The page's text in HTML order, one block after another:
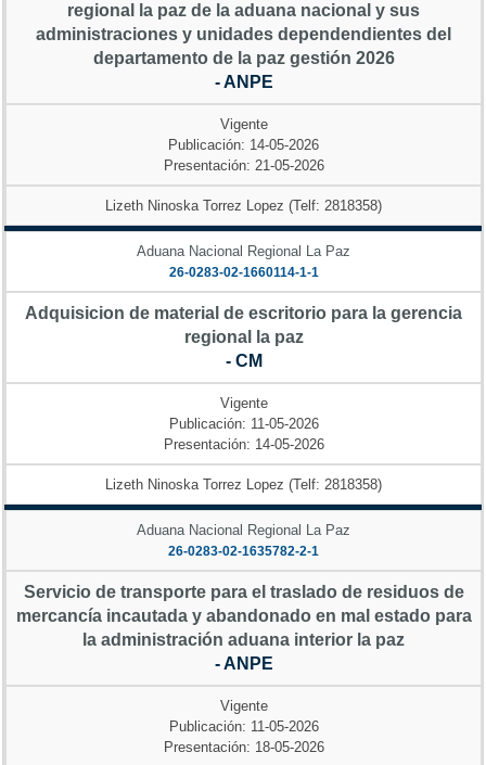
regional la paz de la aduana nacional y sus
administraciones y unidades dependendientes del
departamento de la paz gestión 2026
- ANPE
Vigente
Publicación: 14-05-2026
Presentación: 21-05-2026
Lizeth Ninoska Torrez Lopez (Telf: 2818358)
Aduana Nacional Regional La Paz
26-0283-02-1660114-1-1
Adquisicion de material de escritorio para la gerencia
regional la paz
- CM
Vigente
Publicación: 11-05-2026
Presentación: 14-05-2026
Lizeth Ninoska Torrez Lopez (Telf: 2818358)
Aduana Nacional Regional La Paz
26-0283-02-1635782-2-1
Servicio de transporte para el traslado de residuos de
mercancía incautada y abandonado en mal estado para
la administración aduana interior la paz
- ANPE
Vigente
Publicación: 11-05-2026
Presentación: 18-05-2026